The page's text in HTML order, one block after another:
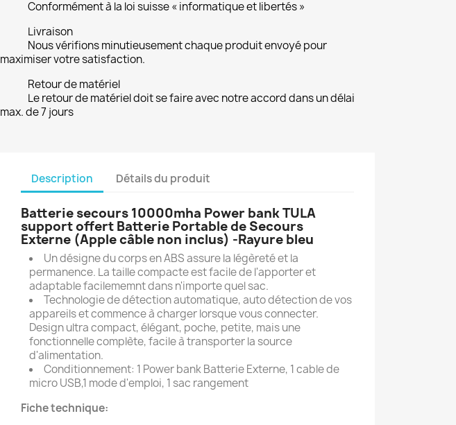
Conformément à la loi suisse « informatique et libertés »
Livraison
Nous vérifions minutieusement chaque produit envoyé pour
maximiser votre satisfaction.
Retour de matériel
Le retour de matériel doit se faire avec notre accord dans un délai
max. de 7 jours
Description Détails du produit
Batterie secours 10000mha Power bank TULA
support offert Batterie Portable de Secours
Externe (Apple câble non inclus) -Rayure bleu
Un désigne du corps en ABS assure la légèreté et la
permanence. La taille compacte est facile de l'apporter et
adaptable facilememnt dans n'importe quel sac.
Technologie de détection automatique, auto détection de vos
appareils et commence à charger lorsque vous connecter.
Design ultra compact, élégant, poche, petite, mais une
fonctionnelle complète, facile à transporter la source
d'alimentation.
Conditionnement: 1 Power bank Batterie Externe, 1 cable de
micro USB,1 mode d'emploi, 1 sac rangement
Fiche technique: